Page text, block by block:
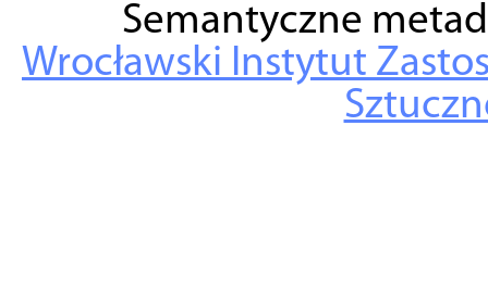
Semantyczne
Wrocławski Instytut